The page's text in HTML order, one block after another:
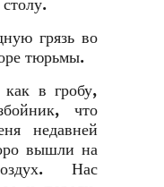
грязь во
тюрьмы.
в гробу,
что
недавней
вышли на
Нас